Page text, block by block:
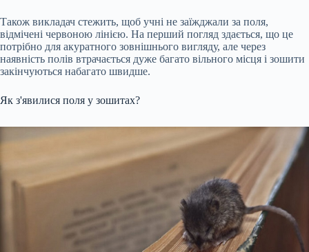
Також викладач стежить, щоб учні не заїжджали за поля,
відмічені червоною лінією. На перший погляд здається, що це
потрібно для акуратного зовнішнього вигляду, але через
наявність полів втрачається дуже багато вільного місця і зошити
закінчуються набагато швидше.
Як з'явилися поля у зошитах?